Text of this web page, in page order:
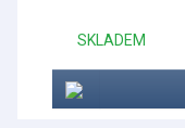
SKLADEM